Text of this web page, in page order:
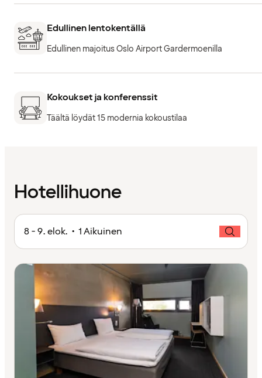
Edullinen lentokentällä
Edullinen majoitus Oslo Airport Gardermoenilla
Kokoukset ja konferenssit
Täältä löydät 15 modernia kokoustilaa
Hotellihuone
8 - 9. elok. • 1 Aikuinen